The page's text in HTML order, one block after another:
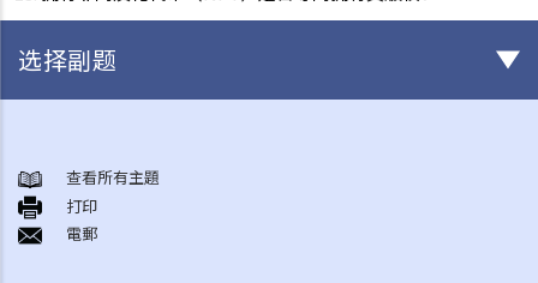
选择副题
一般事项
1. 我怎样可以取得版权？
2. 版权的有效期可持续多久？
查看所有主題
打印
電郵